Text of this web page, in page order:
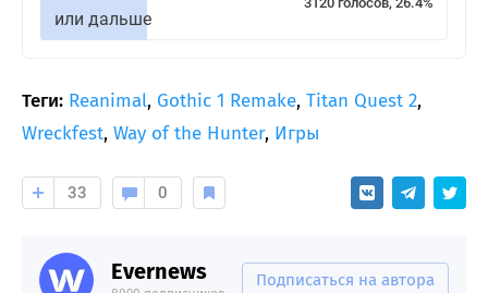
или дальше
Теги: Reanimal, Gothic 1 Remake, Titan Quest 2,
Wreckfest, Way of the Hunter, Игры
33 0
Evernews Подписаться на автора